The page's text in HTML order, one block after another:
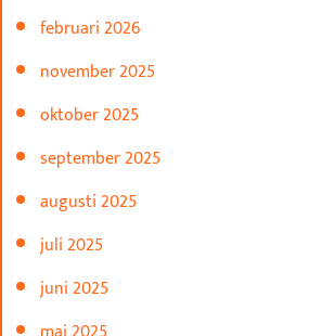
februari 2026
november 2025
oktober 2025
september 2025
augusti 2025
juli 2025
juni 2025